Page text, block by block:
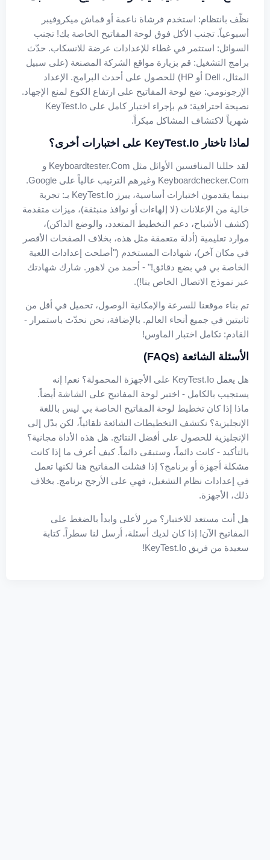
نظّف بانتظام: استخدم فرشاة ناعمة أو قماش ميكروفيبر
أسبوعياً. تجنب الأكل فوق لوحة المفاتيح الخاصة بك! تجنب
السوائل: استثمر في غطاء للإعدادات عرضة للانسكاب. حدّث
برامج التشغيل: قم بزيارة مواقع الشركة المصنعة (على سبيل
المثال، Dell أو HP) للحصول على أحدث البرامج. الإعداد
الإرجونومي: ضع لوحة المفاتيح على ارتفاع الكوع لمنع الإجهاد.
نصيحة احترافية: قم بإجراء اختبار كامل على KeyTest.io
شهرياً لاكتشاف المشاكل مبكراً.
لماذا تاختار KeyTest.io على اختبارات أخرى؟
لقد حللنا المنافسين الأوائل مثل Keyboardtester.com و
Keyboardchecker.com وغيرهم الترتيب عالياً على Google.
بينما يقدمون اختبارات أساسية، يبرز KeyTest.io بـ: تجربة
خالية من الإعلانات (لا إلهاءات أو نوافذ منبثقة)، ميزات متقدمة
(كشف الأشباح، دعم التخطيط المتعدد، والوضع الداكن)،
موارد تعليمية (أدلة متعمقة مثل هذه، بخلاف الصفحات الأقصر
في مكان آخر)، شهادات المستخدم ("أصلحت إعدادات اللعبة
الخاصة بي في بضع دقائق!" - أحمد من لاهور. شارك شهادتك
عبر نموذج الاتصال الخاص بنا!).
تم بناء موقعنا للسرعة والإمكانية الوصول، تحميل في أقل من
ثانيتين في جميع أنحاء العالم. بالإضافة، نحن نحدّث باستمرار -
القادم: تكامل اختبار الماوس!
الأسئلة الشائعة (FAQs)
هل يعمل KeyTest.io على الأجهزة المحمولة؟ نعم! إنه
يستجيب بالكامل - اختبر لوحة المفاتيح على الشاشة أيضاً.
ماذا إذا كان تخطيط لوحة المفاتيح الخاصة بي ليس باللغة
الإنجليزية؟ نكتشف التخطيطات الشائعة تلقائياً، لكن بدّل إلى
الإنجليزية للحصول على أفضل النتائج. هل هذه الأداة مجانية؟
بالتأكيد - كانت دائماً، وستبقى دائماً. كيف أعرف ما إذا كانت
مشكلة أجهزة أو برنامج؟ إذا فشلت المفاتيح هنا لكنها تعمل
في إعدادات نظام التشغيل، فهي على الأرجح برنامج. بخلاف
ذلك، الأجهزة.
هل أنت مستعد للاختبار؟ مرر لأعلى وابدأ بالضغط على
المفاتيح الآن! إذا كان لديك أسئلة، أرسل لنا سطراً. كتابة
سعيدة من فريق KeyTest.io!